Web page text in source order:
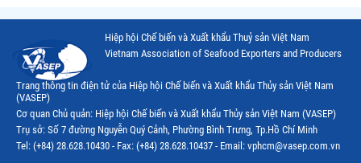
Hiệp hội Chế biến và Xuất khẩu Thuỷ sản Việt Nam
Vietnam Association of Seafood Exporters and Producers
Trang thông tin điện tử của Hiệp hội Chế biến và Xuất khẩu Thủy sản Việt Nam
(VASEP)
Cơ quan Chủ quản: Hiệp hội Chế biến và Xuất khẩu Thủy sản Việt Nam (VASEP)
Trụ sở: Số 7 đường Nguyễn Quý Cảnh, Phường Bình Trưng, Tp.Hồ Chí Minh
Tel: (+84) 28.628.10430 - Fax: (+84) 28.628.10437 - Email: vphcm@vasep.com.vn